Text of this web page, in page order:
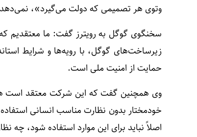
وتوی هر تصمیمی که دولت می‌گیرد»،
زیرساخت‌های گوگل، با رویه‌ها و شرایط
حمایت از امنیت ملی است.
وی همچنین گفت که این شرکت معتقد است
خودمختار بدون نظارت مناسب انسانی
اصلاً نباید برای این موارد استفاده شود، چه